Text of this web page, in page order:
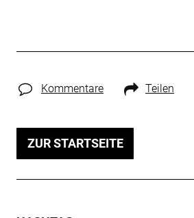
Kommentare Teilen
ZUR STARTSEITE